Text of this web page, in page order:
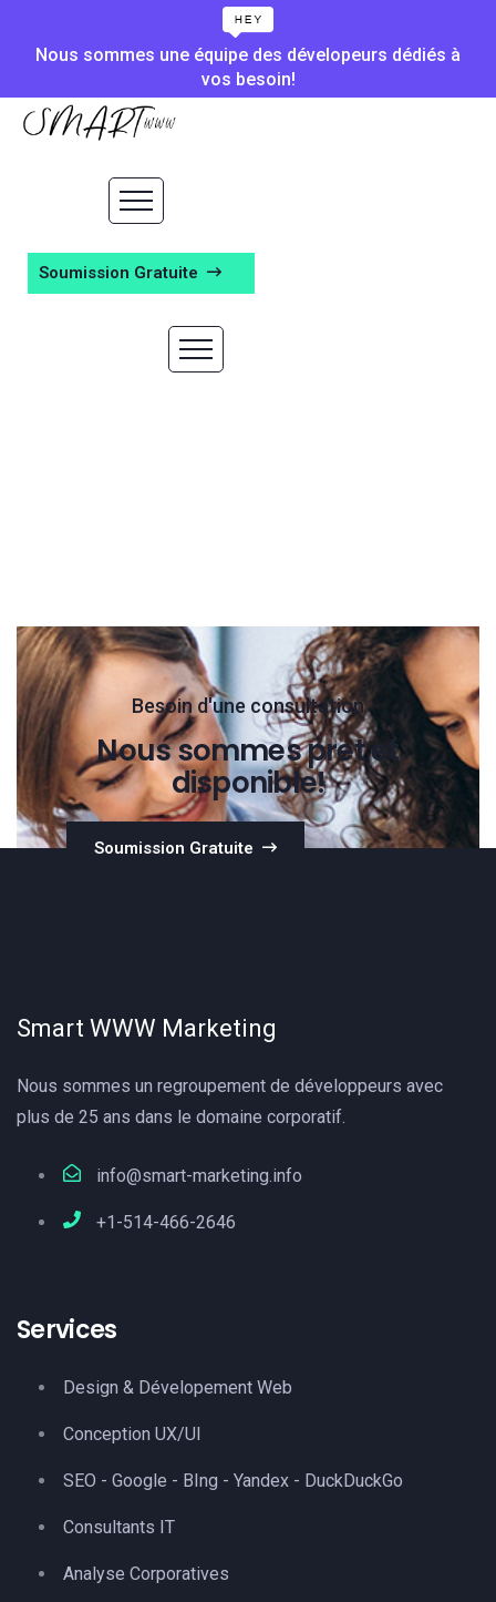
Nous sommes une équipe des dévelopeurs dédiés à
vos besoin!
Soumission Gratuite
Besoin d'une consultation
Nous sommes pret et
disponible!
Soumission Gratuite
Smart WWW Marketing
Nous sommes un regroupement de développeurs avec
plus de 25 ans dans le domaine corporatif.
info@smart-marketing.info
+1-514-466-2646
Services
Design & Dévelopement Web
Conception UX/UI
SEO - Google - BIng - Yandex - DuckDuckGo
Consultants IT
Analyse Corporatives